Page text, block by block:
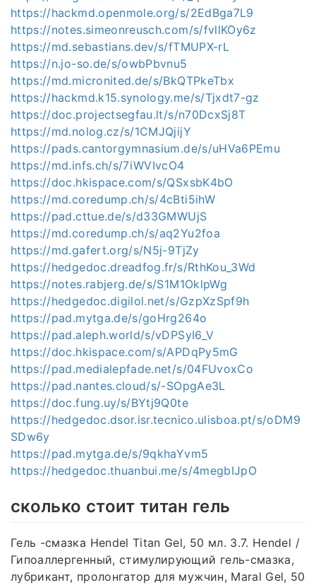
https://hackmd.openmole.org/s/2EdBga7L9
https://notes.simeonreusch.com/s/fvllKOy6z
https://md.sebastians.dev/s/fTMUPX-rL
https://n.jo-so.de/s/owbPbvnu5
https://md.micronited.de/s/BkQTPkeTbx
https://hackmd.k15.synology.me/s/Tjxdt7-gz
https://doc.projectsegfau.lt/s/n70DcxSj8T
https://md.nolog.cz/s/1CMJQjijY
https://pads.cantorgymnasium.de/s/uHVa6PEmu
https://md.infs.ch/s/7iWVIvcO4
https://doc.hkispace.com/s/QSxsbK4bO
https://md.coredump.ch/s/4cBti5ihW
https://pad.cttue.de/s/d33GMWUjS
https://md.coredump.ch/s/aq2Yu2foa
https://md.gafert.org/s/N5j-9TjZy
https://hedgedoc.dreadfog.fr/s/RthKou_3Wd
https://notes.rabjerg.de/s/S1M1OklpWg
https://hedgedoc.digilol.net/s/GzpXzSpf9h
https://pad.mytga.de/s/goHrg264o
https://pad.aleph.world/s/vDPSyI6_V
https://doc.hkispace.com/s/APDqPy5mG
https://pad.medialepfade.net/s/04FUvoxCo
https://pad.nantes.cloud/s/-SOpgAe3L
https://doc.fung.uy/s/BYtj9Q0te
https://hedgedoc.dsor.isr.tecnico.ulisboa.pt/s/oDM9
SDw6y
https://pad.mytga.de/s/9qkhaYvm5
https://hedgedoc.thuanbui.me/s/4megbIJpO
сколько стоит титан гель
Гель -смазка Hendel Titan Gel, 50 мл. 3.7. Hendel /
Гипоаллергенный, стимулирующий гель-смазка,
лубрикант, пролонгатор для мужчин, Maral Gel, 50